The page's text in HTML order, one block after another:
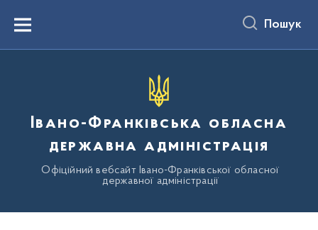
вмістуMenu Пошук
Івано-Франківська обласна
державна адміністрація
Офіційний вебсайт Івано-Франківської обласної
державної адміністрації